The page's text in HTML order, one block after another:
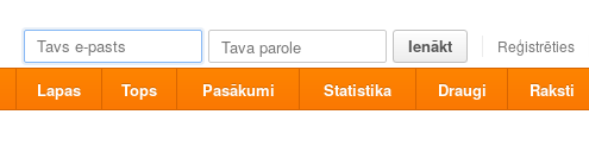
Ienākt Reģistrēties
Lapas Tops Pasākumi Statistika Draugi Raksti